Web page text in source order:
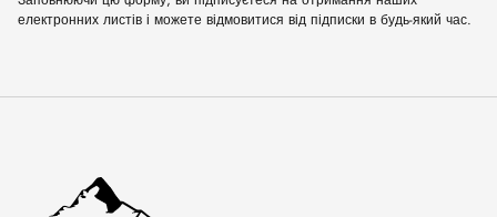
електронних листів і можете відмовитися від підписки в будь-який час.